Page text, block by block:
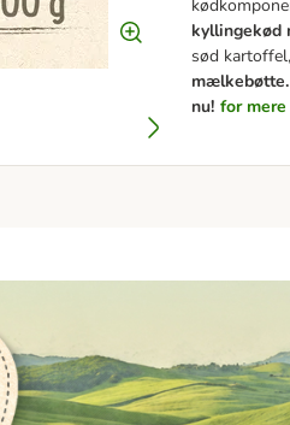
kyllingekød
sød
mælkebøtte.
nu! for